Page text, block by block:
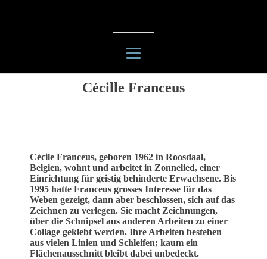
Cécille Franceus
Cécile Franceus, geboren 1962 in Roosdaal,
Belgien, wohnt und arbeitet in Zonnelied, einer
Einrichtung für geistig behinderte Erwachsene. Bis
1995 hatte Franceus grosses Interesse für das
Weben gezeigt, dann aber beschlossen, sich auf das
Zeichnen zu verlegen. Sie macht Zeichnungen,
über die Schnipsel aus anderen Arbeiten zu einer
Collage geklebt werden. Ihre Arbeiten bestehen
aus vielen Linien und Schleifen; kaum ein
Flächenausschnitt bleibt dabei unbedeckt.